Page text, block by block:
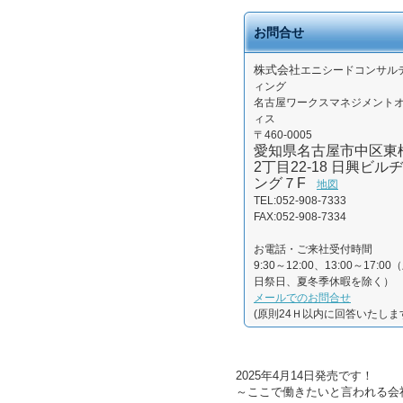
お問合せ
株式会社エニシードコンサル
ィング
名古屋ワークスマネジメント
ィス
〒460-0005
愛知県名古屋市中区東
2丁目22-18 日興ビルヂ
ング７F
地図
TEL:052-908-7333
FAX:052-908-7334
お電話・ご来社受付時間
9:30～12:00、13:00～17:00（
日祭日、夏冬季休暇を除く）
メールでのお問合せ
(原則24Ｈ以内に回答いたしま
2025年4月14日発売です！
～ここで働きたいと言われる会